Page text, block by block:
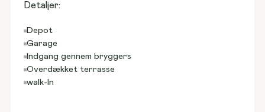
Detaljer:
Depot
Garage
Indgang gennem bryggers
Overdækket terrasse
walk-In